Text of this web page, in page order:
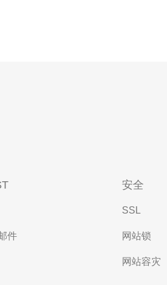
件
安全
SSL
网站锁
网站容灾